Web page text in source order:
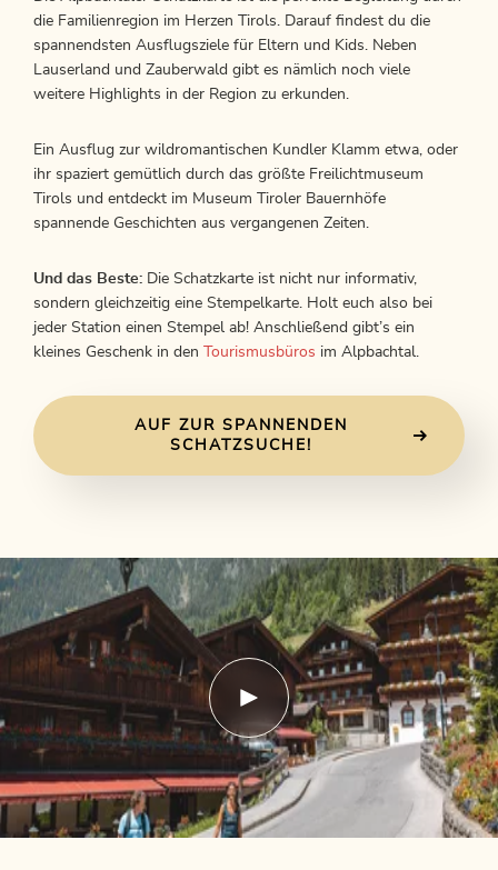
die Familienregion im Herzen Tirols. Darauf findest du die
spannendsten Ausflugsziele für Eltern und Kids. Neben
Lauserland und Zauberwald gibt es nämlich noch viele
weitere Highlights in der Region zu erkunden.
Ein Ausflug zur wildromantischen Kundler Klamm etwa, oder
ihr spaziert gemütlich durch das größte Freilichtmuseum
Tirols und entdeckt im Museum Tiroler Bauernhöfe
spannende Geschichten aus vergangenen Zeiten.
Und das Beste: Die Schatzkarte ist nicht nur informativ,
sondern gleichzeitig eine Stempelkarte. Holt euch also bei
jeder Station einen Stempel ab! Anschließend gibt’s ein
kleines Geschenk in den
Tourismusbüros im Alpbachtal.
AUF ZUR SPANNENDEN
SCHATZSUCHE!